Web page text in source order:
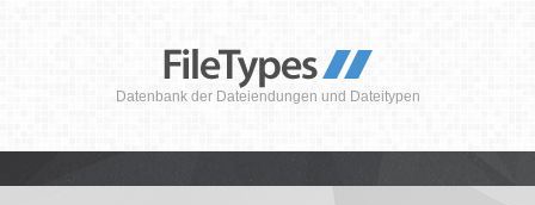
Datenbank der Dateiendungen und Dateitypen